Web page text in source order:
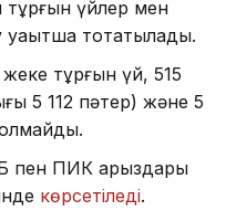
тұрғын үйлер мен
тоқтатылады.
тұрғын үй, 515
5 112 пәтер) және 5
пен ПИК қарыздары
көрсетіледі.